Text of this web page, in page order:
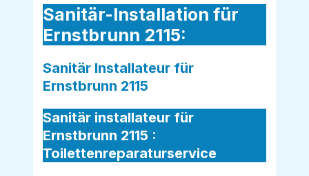
Sanitär-Installation für
Ernstbrunn 2115:
Sanitär Installateur für
Ernstbrunn 2115
Sanitär installateur für
Ernstbrunn 2115 :
Toilettenreparaturservice